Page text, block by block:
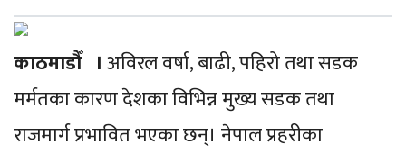
काठमाडौँ ।अविरल वर्षा, बाढी, पहिरो तथा सडक
मर्मतका कारण देशका विभिन्न मुख्य सडक तथा
राजमार्ग प्रभावित भएका छन्। नेपाल प्रहरीका